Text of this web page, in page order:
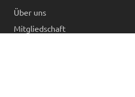
Über uns
Mitgliedschaft